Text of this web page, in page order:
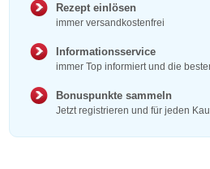
Rezept einlösen
immer versandkostenfrei
Informationsservice
immer Top informiert und die
Bonuspunkte sammeln
Jetzt registrieren und für jeden